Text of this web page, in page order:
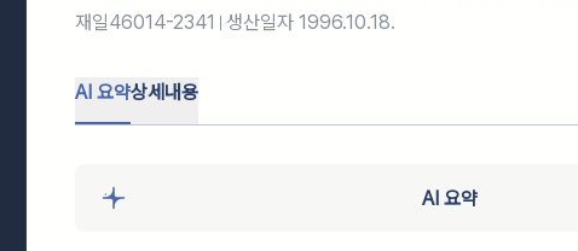
재일46014-2341 생산일자 1996.10.18.
AI 요약상세내용
AI 요약